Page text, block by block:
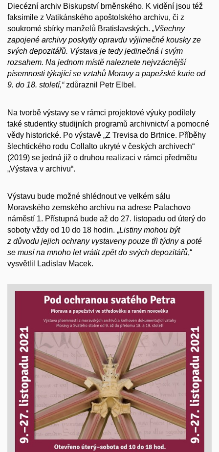
Diecézní archiv Biskupství brněnského. K vidění jsou též
faksimile z Vatikánského apoštolského archivu, či z
soukromé sbírky manželů Bratislavských. „Všechny
zapojené archivy poskytly opravdu výjimečné kousky ze
svých depozitářů. Výstava je tedy jedinečná i svým
rozsahem. Na jednom místě naleznete nejvzácnější
písemnosti týkající se vztahů Moravy a papežské kurie od
9. do 18. století,“zdůraznil Petr Elbel.
Na tvorbě výstavy se v rámci projektové výuky podílely
také studentky studijních programů archivnictví a pomocné
vědy historické. Po výstavě „Z Trevisa do Brtnice. Příběhy
šlechtického rodu Collalto ukryté v českých archivech“
(2019) se jedná již o druhou realizaci v rámci předmětu
„Výstava v archivu“.
Výstavu bude možné shlédnout ve velkém sálu
Moravského zemského archivu na adrese Palachovo
náměstí 1. Přístupná bude až do 27. listopadu od úterý do
soboty vždy od 10 do 18 hodin. „Listiny mohou být
z důvodu jejich ochrany vystaveny pouze tři týdny a poté
se musí na mnoho let vrátit zpět do svých depozitářů,“
vysvětlil Ladislav Macek.